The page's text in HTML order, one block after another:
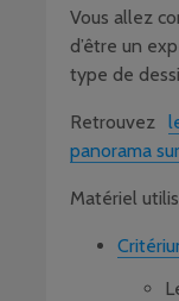
Vous allez
d’être un
type de
Retrouvez
panorama
Matériel